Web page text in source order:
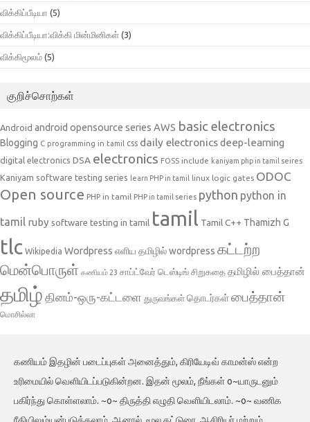
விக்கிப்பீடியா (5)
விக்கிப்பீடியா:விக்கி மின்மினிகள் (3)
விக்கிமூலம் (5)
குறிச்சொற்கள்
Android android opensource series AWS basic electronics
Blogging C programming in tamil css daily electronicsdeep-learning
digital electronics DSA electronics FOSS include kaniyam php in tamil seires
Kaniyam software testing series learn PHP in tamil linux logic gates ODOC
Open source PHP in tamil PHP in tamil series python python in
tamil ruby software testing in tamil tamil Tamil C++ Thamizh G
tlc Wikipedia Wordpress எளிய தமிழில் wordpress கட்டற்ற
மென்பொருள் கணியம் 23 சாப்ட்வேர் டெஸ்டிங் சிறுகதை தமிழில் பைத்தான்
தமிழ் தினம்-ஒரு-கட்டளை துருவங்கள் தொடர்கள்பைத்தான்
மொசில்லா
கணியம் இதழின் படைப்புகள் அனைத்தும், கிரியேடிவ் காமன்ஸ் என்ற
உரிமையில் வெளியிடப்படுகின்றன. இதன் மூலம், நீங்கள் o~யாருடனும்
பகிர்ந்து கொள்ளலாம். ~o~ திருத்தி எழுதி வெளியிடலாம். ~o~ வணிக